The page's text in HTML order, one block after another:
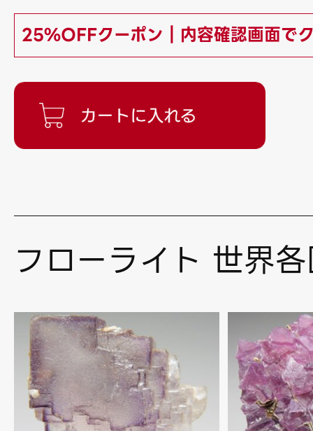
25%OFFクーポン｜内容確認画面で
フローライト 世界